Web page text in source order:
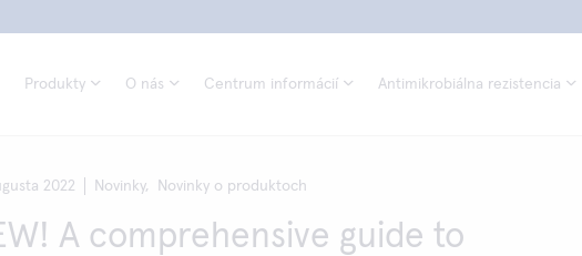
Produkty O nás Centrum informácií Antimikrobiálna rezistencia
2022 Novinky, Novinky o produktoch
A comprehensive guide to